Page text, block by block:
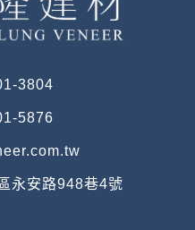
3804
5876
永安路948巷4號